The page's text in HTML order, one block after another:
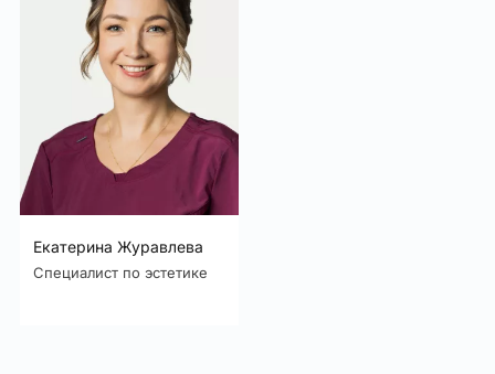
Екатерина Журавлева
Специалист по эстетике